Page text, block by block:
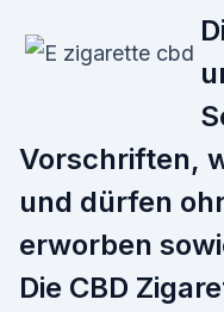
Vorschriften,
und dürfen
erworben
Die CBD